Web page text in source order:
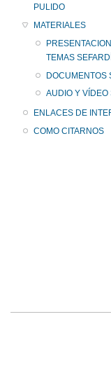
PULIDO
MATERIALES
TEMAS
DOCUMENTOS
AUDIO Y VÍDEO
ENLACES DE
COMO CITARNOS